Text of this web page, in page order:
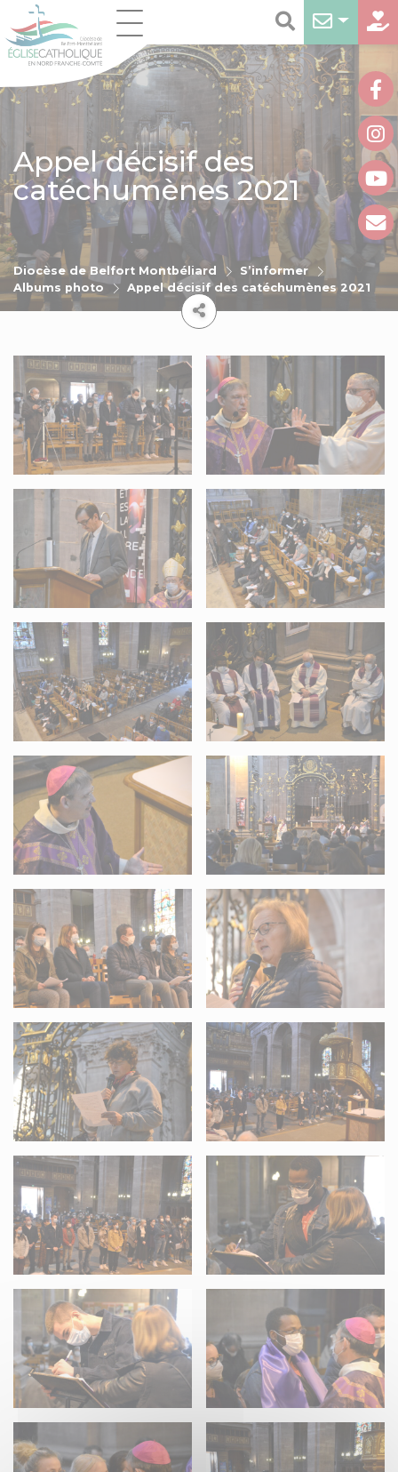
Appel décisif des
catéchumènes 2021
Diocèse de Belfort Montbéliard
S’informer
Albums photo
Appel décisif des catéchumènes 2021